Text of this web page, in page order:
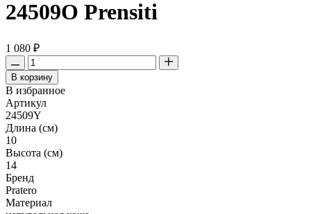
24509O Prensiti
1 080 ₽
В корзину
В избранное
Артикул
24509Y
Длина (см)
10
Высота (см)
14
Бренд
Pratero
Материал